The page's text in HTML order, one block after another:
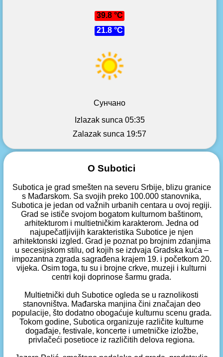
39.8 °C
21.8 °C
Сунчано
Izlazak sunca 05:35
Zalazak sunca 19:57
O Subotici
Subotica je grad smešten na severu Srbije, blizu granice
s Mađarskom. Sa svojih preko 100.000 stanovnika,
Subotica je jedan od važnih urbanih centara u ovoj regiji.
Grad se ističe svojom bogatom kulturnom baštinom,
arhitekturom i multietničkim karakterom. Jedna od
najupečatljivijih karakteristika Subotice je njen
arhitektonski izgled. Grad je poznat po brojnim zdanjima
u secesijskom stilu, od kojih se izdvaja Gradska kuća –
impozantna zgrada sagrađena krajem 19. i početkom 20.
vijeka. Osim toga, tu su i brojne crkve, muzeji i kulturni
centri koji doprinose šarmu grada.
Multietnički duh Subotice ogleda se u raznolikosti
stanovništva. Mađarska manjina čini značajan deo
populacije, što dodatno obogaćuje kulturnu scenu grada.
Tokom godine, Subotica organizuje različite kulturne
događaje, festivale, koncerte i umetničke izložbe,
privlačeći posetioce iz različitih delova regiona.